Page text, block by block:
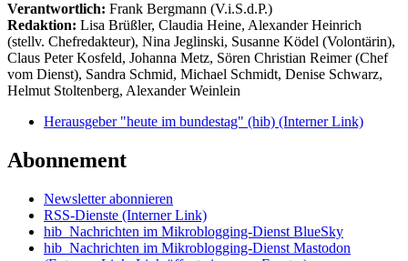
Verantwortlich: Frank Bergmann (V.i.S.d.P.)
Redaktion: Lisa Brüßler, Claudia Heine, Alexander Heinrich
(stellv. Chefredakteur), Nina Jeglinski, Susanne Ködel (Volontärin),
Claus Peter Kosfeld, Johanna Metz, Sören Christian Reimer (Chef
vom Dienst), Sandra Schmid, Michael Schmidt, Denise Schwarz,
Helmut Stoltenberg, Alexander Weinlein
Herausgeber "heute im bundestag" (hib) (Interner Link)
Abonnement
Newsletter abonnieren
RSS-Dienste (Interner Link)
hib_Nachrichten im Mikroblogging-Dienst BlueSky
hib_Nachrichten im Mikroblogging-Dienst Mastodon